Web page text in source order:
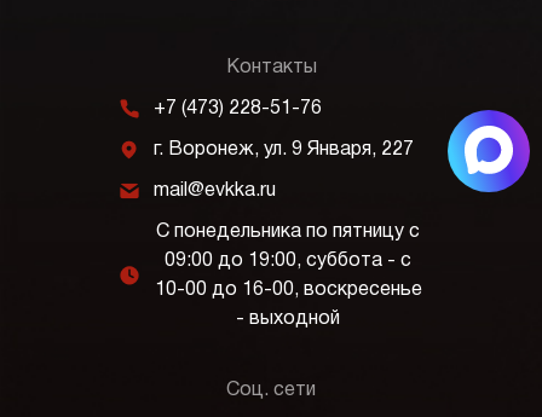
Контакты
m +7 (473) 228-51-76
j г. Воронеж, ул. 9 Января, 227
k mail@evkka.ru
l
С понедельника по пятницу с
09:00 до 19:00, суббота - с
10-00 до 16-00, воскресенье
- выходной
Соц. сети